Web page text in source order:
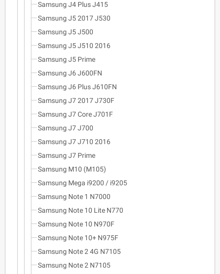
Samsung J4 Plus J415
Samsung J5 2017 J530
Samsung J5 J500
Samsung J5 J510 2016
Samsung J5 Prime
Samsung J6 J600FN
Samsung J6 Plus J610FN
Samsung J7 2017 J730F
Samsung J7 Core J701F
Samsung J7 J700
Samsung J7 J710 2016
Samsung J7 Prime
Samsung M10 (M105)
Samsung Mega i9200 / i9205
Samsung Note 1 N7000
Samsung Note 10 Lite N770
Samsung Note 10 N970F
Samsung Note 10+ N975F
Samsung Note 2 4G N7105
Samsung Note 2 N7105